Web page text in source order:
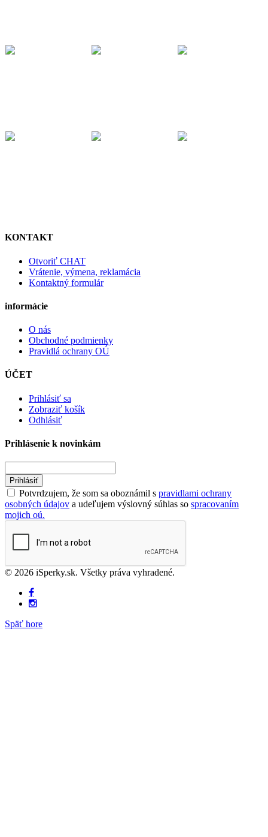
KONTAKT
Otvoriť CHAT
Vrátenie, výmena, reklamácia
Kontaktný formulár
informácie
O nás
Obchodné podmienky
Pravidlá ochrany OÚ
ÚČET
Prihlásiť sa
Zobraziť košík
Odhlásiť
Prihlásenie k novinkám
Prihlásiť
Potvrdzujem, že som sa oboznámil s pravidlami ochrany
osobných údajov a udeľujem výslovný súhlas so spracovaním
mojich oú.
© 2026 iSperky.sk. Všetky práva vyhradené.
Späť hore